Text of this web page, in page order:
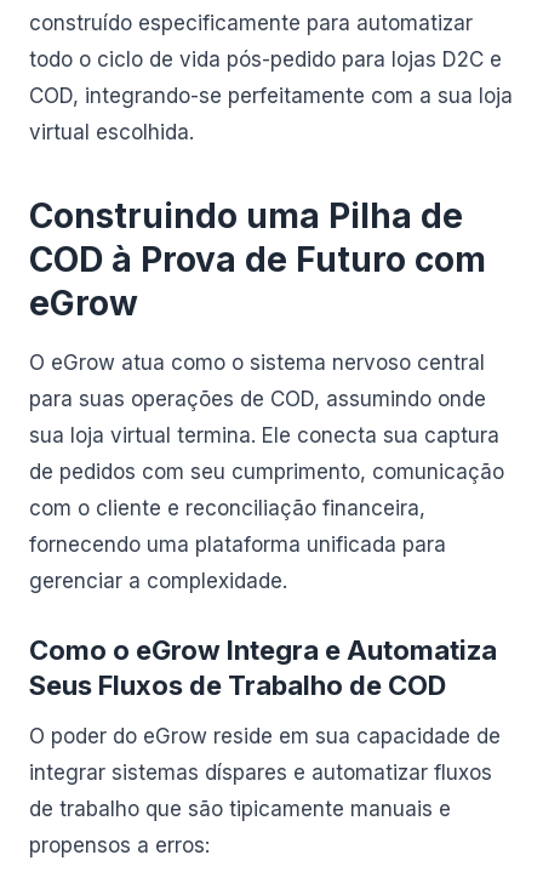
construído especificamente para automatizar
todo o ciclo de vida pós-pedido para lojas D2C e
COD, integrando-se perfeitamente com a sua loja
virtual escolhida.
Construindo uma Pilha de
COD à Prova de Futuro com
eGrow
O eGrow atua como o sistema nervoso central
para suas operações de COD, assumindo onde
sua loja virtual termina. Ele conecta sua captura
de pedidos com seu cumprimento, comunicação
com o cliente e reconciliação financeira,
fornecendo uma plataforma unificada para
gerenciar a complexidade.
Como o eGrow Integra e Automatiza
Seus Fluxos de Trabalho de COD
O poder do eGrow reside em sua capacidade de
integrar sistemas díspares e automatizar fluxos
de trabalho que são tipicamente manuais e
propensos a erros: